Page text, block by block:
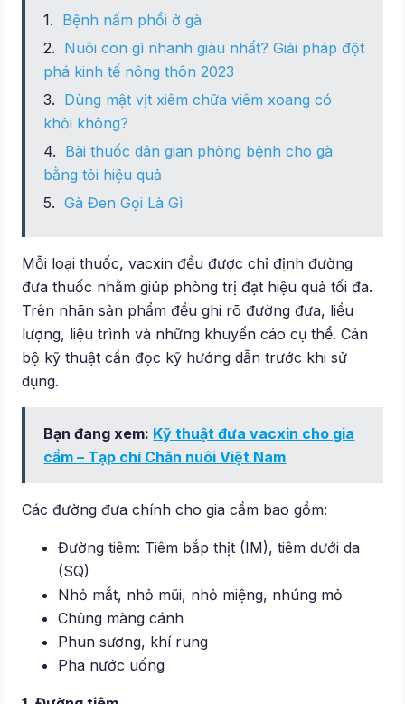
Bệnh nấm phổi ở gà
Nuôi con gì nhanh giàu nhất? Giải pháp đột
phá kinh tế nông thôn 2023
Dùng mật vịt xiêm chữa viêm xoang có
khỏi không?
Bài thuốc dân gian phòng bệnh cho gà
bằng tỏi hiệu quả
Gà Đen Gọi Là Gì
Mỗi loại thuốc, vacxin đều được chỉ định đường
đưa thuốc nhằm giúp phòng trị đạt hiệu quả tối đa.
Trên nhãn sản phẩm đều ghi rõ đường đưa, liều
lượng, liệu trình và những khuyến cáo cụ thể. Cán
bộ kỹ thuật cần đọc kỹ hướng dẫn trước khi sử
dụng.
Bạn đang xem: Kỹ thuật đưa vacxin cho gia
cầm – Tạp chí Chăn nuôi Việt Nam
Các đường đưa chính cho gia cầm bao gồm:
Đường tiêm: Tiêm bắp thịt (IM), tiêm dưới da
(SQ)
Nhỏ mắt, nhỏ mũi, nhỏ miệng, nhúng mỏ
Chủng màng cánh
Phun sương, khí rung
Pha nước uống